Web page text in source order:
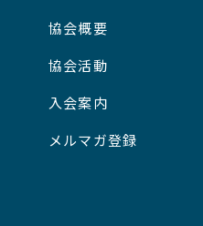
協会概要
協会活動
入会案内
メルマガ登録